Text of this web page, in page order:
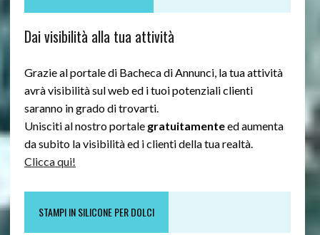
Dai visibilità alla tua attività
Grazie al portale di Bacheca di Annunci, la tua attività
avrà visibilità sul web ed i tuoi potenziali clienti
saranno in grado di trovarti.
Unisciti al nostro portale gratuitamenteed aumenta
da subito la visibilità ed i clienti della tua realtà.
Clicca qui!
STAMPI IN SILICONE PER DOLCI